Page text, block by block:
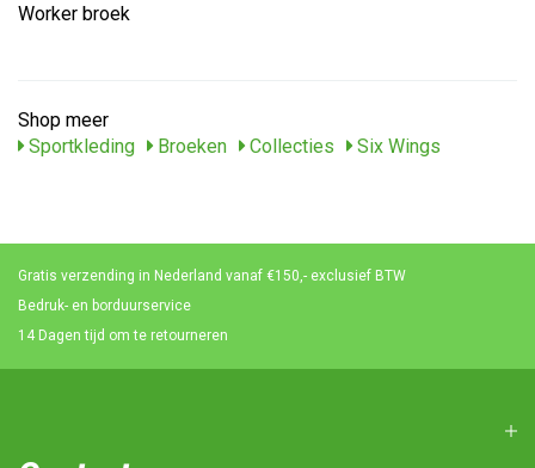
Worker broek
Shop meer
Sportkleding
Broeken Collecties Six Wings
Gratis verzending in Nederland vanaf €150,- exclusief BTW
Bedruk- en borduurservice
14 Dagen tijd om te retourneren